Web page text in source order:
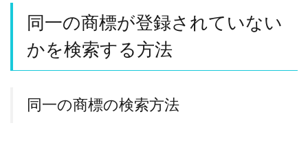
同一の商標が登録されていない
かを検索する方法
同一の商標の検索方法